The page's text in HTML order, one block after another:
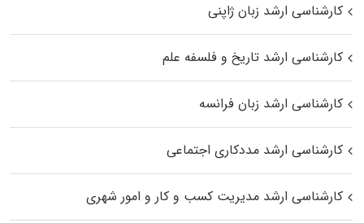
کارشناسی ارشد زبان ژاپنی
کارشناسی ارشد تاریخ و فلسفه علم
کارشناسی ارشد زبان فرانسه
کارشناسی ارشد مددکاری اجتماعی
کارشناسی ارشد مدیریت کسب و کار و امور شهری